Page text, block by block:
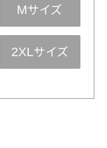
Mサイズ
2XLサイズ